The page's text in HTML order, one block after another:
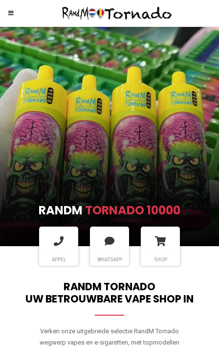
RANDMTORNADO 9000
APPEL WHATSAPP SHOP
RANDM TORNADO
UW BETROUWBARE VAPE SHOP IN
Verken onze uitgebreide selectie RandM Tornado
wegwerp vapes en e-sigaretten, met topmodellen